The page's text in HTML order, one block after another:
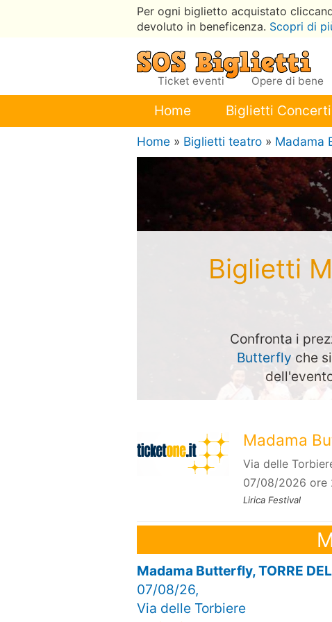
Per ogni biglietto acquistato
devoluto in beneficenza. Scopri di
Ticket eventi Opere di bene
Home Biglietti Concerti
Home » Biglietti teatro » Madama
Biglietti
Confronta i
Butterfly che
Madama
Via delle
07/08/2026 ore
Lirica Festival
Madama Butterfly, TORRE
07/08/26,
Via delle Torbiere